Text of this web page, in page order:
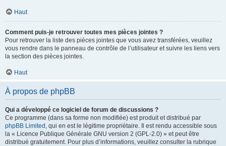
Haut
Comment puis-je retrouver toutes mes pièces jointes ?
Pour retrouver la liste des pièces jointes que vous avez transférées, veuillez
vous rendre dans le panneau de contrôle de l’utilisateur et suivre les liens vers
la section des pièces jointes.
Haut
À propos de phpBB
Qui a développé ce logiciel de forum de discussions ?
Ce programme (dans sa forme non modifiée) est produit et distribué par
phpBB Limited , qui en est le légitime propriétaire. Il est rendu accessible sous
la « Licence Publique Générale GNU version 2 (GPL-2.0) » et peut être
distribué gratuitement. Pour plus d’informations, veuillez consulter la rubrique